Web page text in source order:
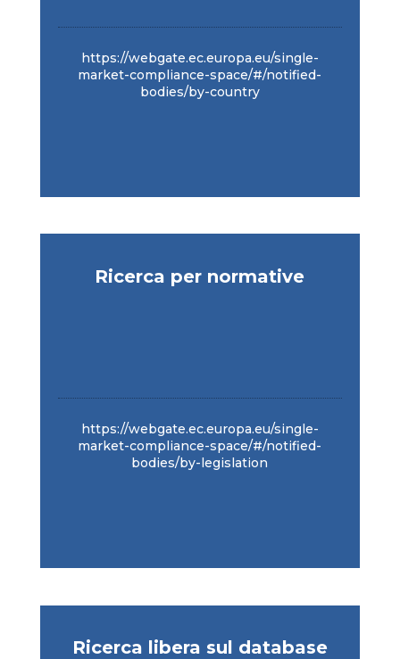
https://webgate.ec.europa.eu/single-
market-compliance-space/#/notified-
bodies/by-country
Ricerca per normative
https://webgate.ec.europa.eu/single-
market-compliance-space/#/notified-
bodies/by-legislation
Ricerca libera sul database